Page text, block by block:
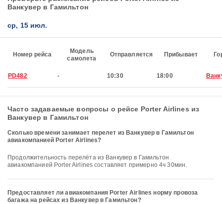
Ванкувер в Гамильтон
ср, 15 июл.
Номер рейса
Модель
самолета
Отправляется Прибывает
PD482 - 10:30 18:00
Часто задаваемые вопросы о рейсе Porter Airlines из
Ванкувер в Гамильтон
Сколько времени занимает перелет из Ванкувер в Гамильтон
авиакомпанией Porter Airlines?
Продолжительность перелёта из Ванкувер в Гамильтон
авиакомпанией Porter Airlines составляет примерно 4ч 30мин.
Предоставляет ли авиакомпания Porter Airlines норму провоза
багажа на рейсах из Ванкувер в Гамильтон?